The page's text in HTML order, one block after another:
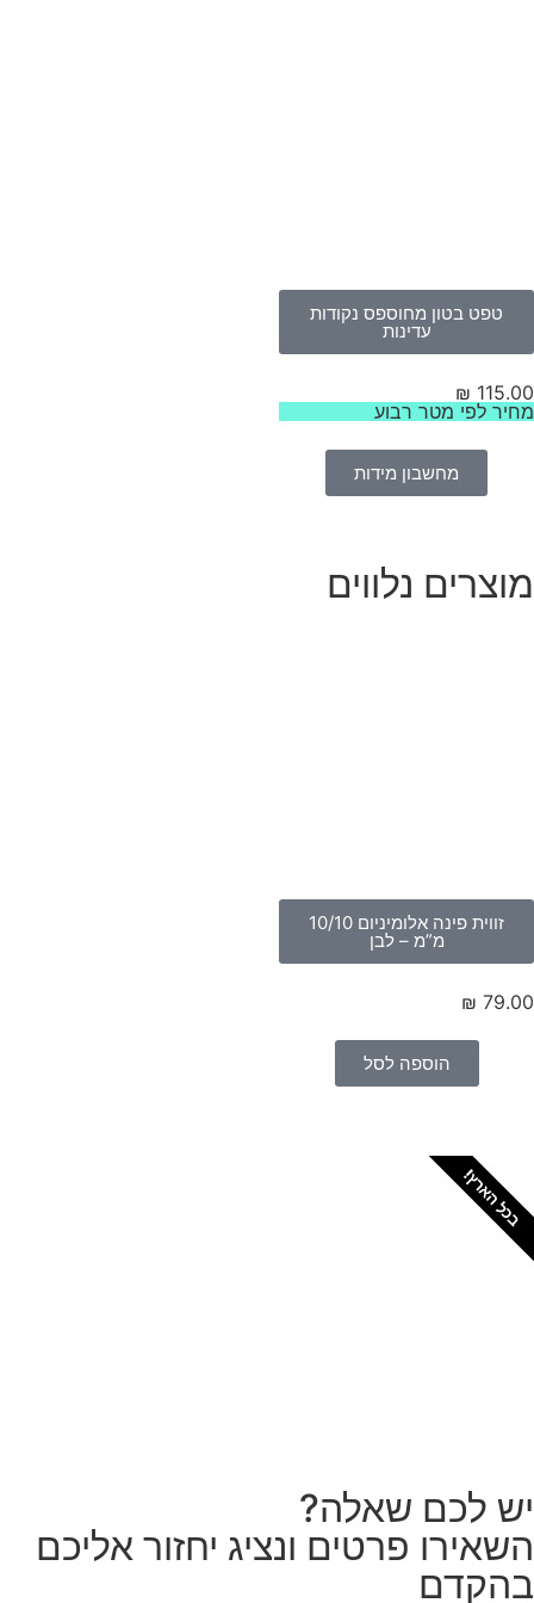
טפט בטון מחוספס נקודות
עדינות
₪
לפי מטר רבוע
מחשבון מידות
נלווים
זווית פינה אלומיניום 10/10
מ”מ – לבן
₪
הוספה לסל
הארץ!
לכם שאלה?
פרטים ונציג יחזור אליכם